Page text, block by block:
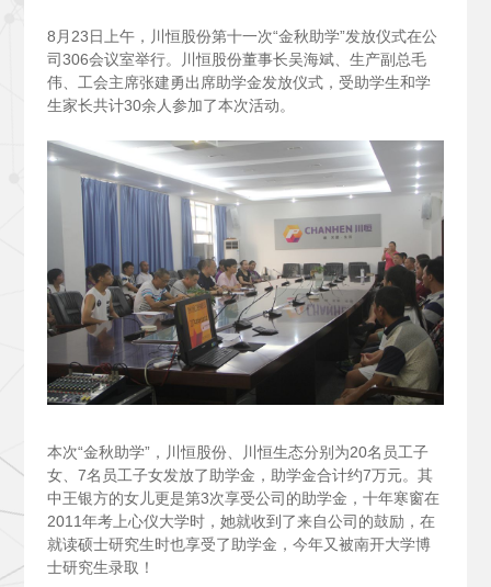
8 月23日上午，川恒股份第十一次“金秋助学”发放仪式在公
司306会议室举行。川恒股份董事长吴海斌、生产副总毛
伟、工会主席张建勇出席助学金发放仪式，受助学生和学
生家长共计30余人参加了本次活动。
本次“金秋助学”，川恒股份、川恒生态分别为20名员工子
女、7名员工子女发放了助学金，助学金合计约7万元。其
中王银方的女儿更是第3次享受公司的助学金，十年寒窗在
2011年考上心仪大学时，她就收到了来自公司的鼓励，在
就读硕士研究生时也享受了助学金，今年又被南开大学博
士研究生录取！